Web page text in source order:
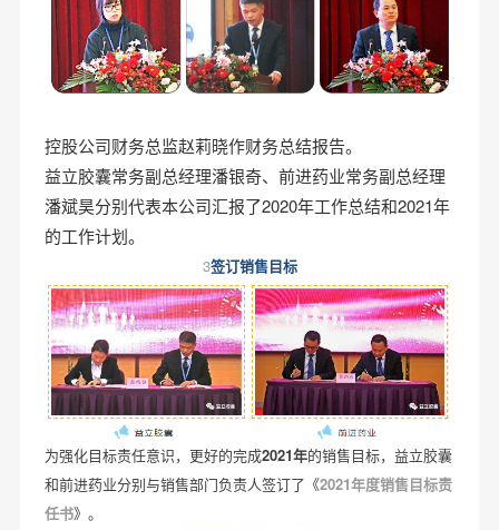
控股公司财务总监赵莉晓作财务总结报告。
益立胶囊常务副总经理潘银奇、前进药业常务副总经理
潘斌昊分别代表本公司汇报了2020年工作总结和2021年
的工作计划。
3签订销售目标
为强化目标责任意识，更好的完成2021年的销售目标，益立胶囊
和前进药业分别与销售部门负责人签订了《2021年度销售目标责
任书》。